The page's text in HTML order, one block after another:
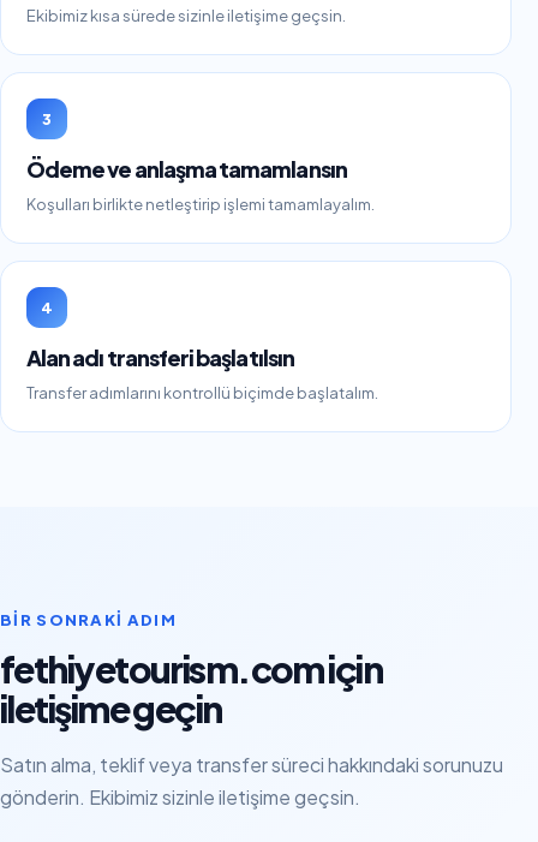
Ekibimiz kısa sürede sizinle iletişime geçsin.
3
Ödeme ve anlaşma tamamlansın
Koşulları birlikte netleştirip işlemi tamamlayalım.
4
Alan adı transferi başlatılsın
Transfer adımlarını kontrollü biçimde başlatalım.
BIR SONRAKI ADIM
fethiyetourism.com için
iletişime geçin
Satın alma, teklif veya transfer süreci hakkındaki sorunuzu
gönderin. Ekibimiz sizinle iletişime geçsin.